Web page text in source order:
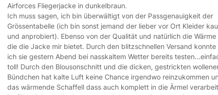
Airforces Fliegerjacke in dunkelbraun.
Ich muss sagen, ich bin überwältigt von der Passgenauigkeit der
Grössentabelle (ich bin sonst jemand der lieber vor Ort Kleider
und anprobiert). Ebenso von der Qualität und natürlich die Wärme
die die Jacke mir bietet. Durch den blitzschnellen Versand konnte
ich sie gestern Abend bei nasskaltem Wetter bereits
toll! Durch den Blousonschnitt und die dicken, gestrickten
Bündchen hat kalte Luft keine Chance irgendwo reinzukommen
das wärmende Schaffell dass auch komplett in die Ärmel